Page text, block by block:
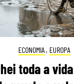
ECONOMIA , EUROPA
toda a